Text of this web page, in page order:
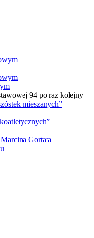
94 po raz kolejny
mieszanych”
Gortata